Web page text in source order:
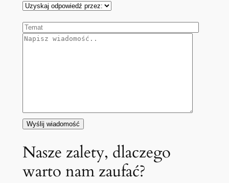
Nasze zalety, dlaczego
warto nam zaufać?